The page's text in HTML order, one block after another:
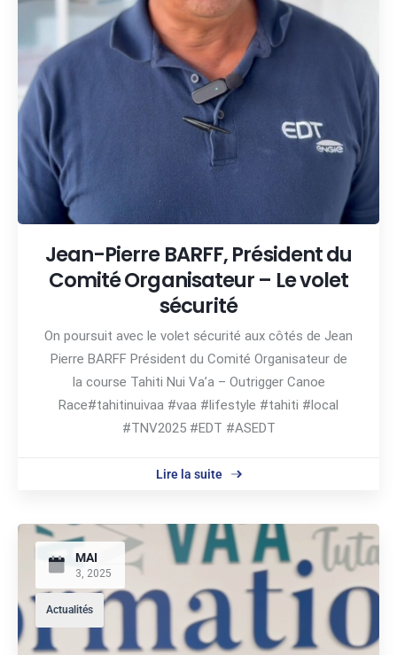
Jean-Pierre BARFF, Président du
Comité Organisateur – Le volet
sécurité
On poursuit avec le volet sécurité aux côtés de Jean
Pierre BARFF Président du Comité Organisateur de
la course Tahiti Nui Va’a – Outrigger Canoe
Race#tahitinuivaa #vaa #lifestyle #tahiti #local
#TNV2025 #EDT #ASEDT
Lire la suite
MAI
3, 2025
Actualités